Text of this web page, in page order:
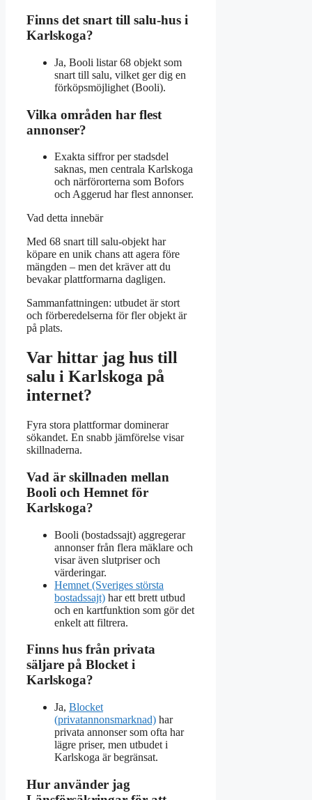
Finns det snart till salu-hus i
Karlskoga?
Ja, Booli listar 68 objekt som
snart till salu, vilket ger dig en
förköpsmöjlighet (Booli).
Vilka områden har flest
annonser?
Exakta siffror per stadsdel
saknas, men centrala Karlskoga
och närförorterna som Bofors
och Aggerud har flest annonser.
Vad detta innebär
Med 68 snart till salu-objekt har
köpare en unik chans att agera före
mängden – men det kräver att du
bevakar plattformarna dagligen.
Sammanfattningen: utbudet är stort
och förberedelserna för fler objekt är
på plats.
Var hittar jag hus till
salu i Karlskoga på
internet?
Fyra stora plattformar dominerar
sökandet. En snabb jämförelse visar
skillnaderna.
Vad är skillnaden mellan
Booli och Hemnet för
Karlskoga?
Booli (bostadssajt) aggregerar
annonser från flera mäklare och
visar även slutpriser och
värderingar.
Hemnet (Sveriges största
bostadssajt) har ett brett utbud
och en kartfunktion som gör det
enkelt att filtrera.
Finns hus från privata
säljare på Blocket i
Karlskoga?
Ja, Blocket
(privatannonsmarknad) har
privata annonser som ofta har
lägre priser, men utbudet i
Karlskoga är begränsat.
Hur använder jag